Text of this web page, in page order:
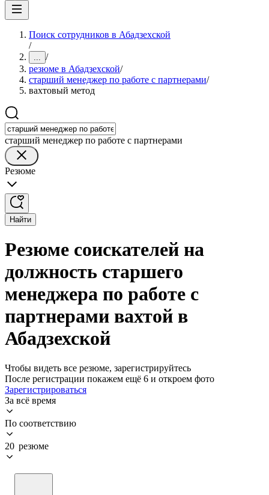
Поиск сотрудников в Абадзехской
/
... /
резюме в Абадзехской/
старший менеджер по работе с партнерами/
вахтовый метод
старший менеджер по работе с партнерами
Резюме
Найти
Резюме соискателей на
должность старшего
менеджера по работе с
партнерами вахтой в
Абадзехской
Чтобы видеть все резюме, зарегистрируйтесь
После регистрации покажем ещё 6 и откроем фото
Зарегистрироваться
За всё время
По соответствию
20 резюме